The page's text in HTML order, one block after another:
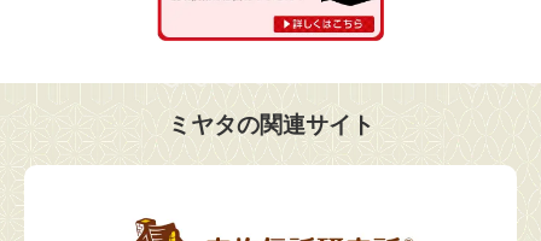
ミヤタの関連サイト